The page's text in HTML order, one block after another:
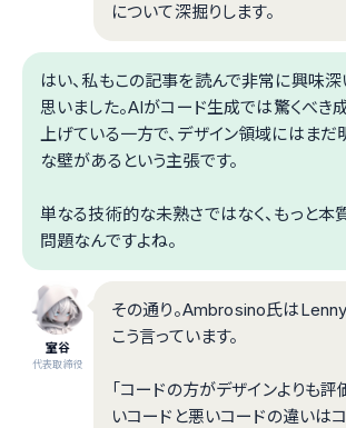
について深掘りします。
はい、私もこの記事を読んで非常に興味深
思いました。AIがコード生成では驚くべき
上げている一方で、デザイン領域にはまだ
な壁があるという主張です。
単なる技術的な未熟さではなく、もっと本
問題なんですよね。
室谷
代表取締役
その通り。Ambrosino氏は
こう言っています。
「コードの方がデザインよりも
いコードと悪いコードの違いは